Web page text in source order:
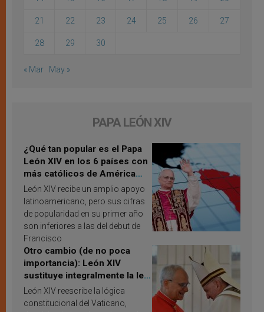
21 22 23 24 25 26 27
28 29 30
« Mar May »
PAPA LEÓN XIV
¿Qué tan popular es el Papa
León XIV en los 6 países con
más católicos de América
Latina en 2026? Publican
resultados de investigación
León XIV recibe un amplio apoyo
latinoamericano, pero sus cifras
de popularidad en su primer año
son inferiores a las del debut de
Francisco
Otro cambio (de no poca
importancia): León XIV
sustituye integralmente la ley
vaticana de Papa Francisco
León XIV reescribe la lógica
constitucional del Vaticano,